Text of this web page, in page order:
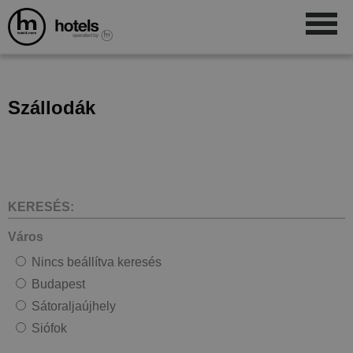
Szállodák
KERESÉS:
Város
Nincs beállítva keresés
Budapest
Sátoraljaújhely
Siófok